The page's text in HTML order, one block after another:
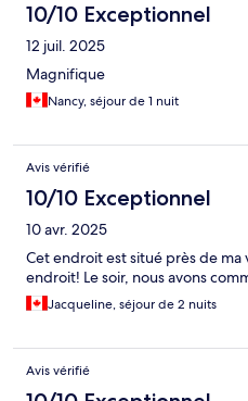
10/10 Exceptionnel
12 juil. 2025
Magnifique
Nancy, séjour de 1 nuit
Avis vérifié
10/10 Exceptionnel
10 avr. 2025
Cet endroit est situé près de ma
endroit! Le soir, nous avons
Jacqueline, séjour de 2 nuits
Avis vérifié